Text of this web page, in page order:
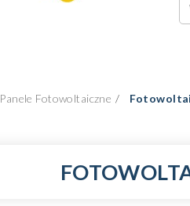
Panele Fotowoltaiczne